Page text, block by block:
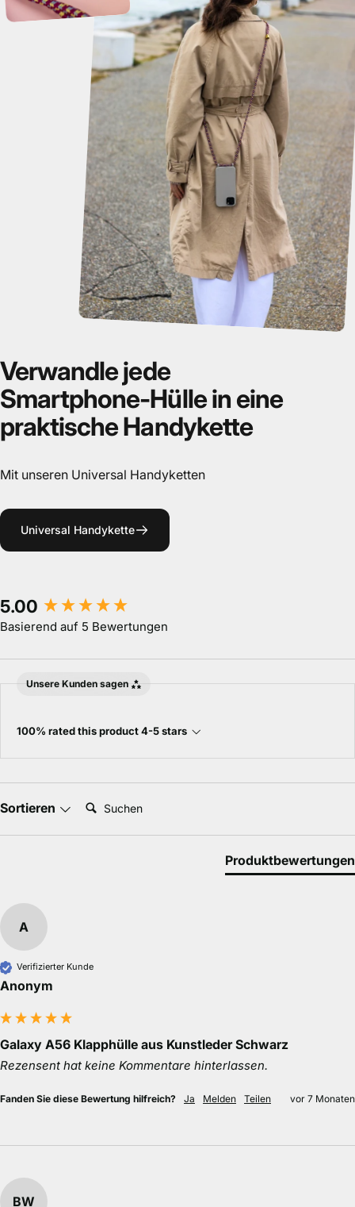
Verwandlejede
Smartphone-Hüllein eine
praktischeHandykette
Mit unseren Universal Handyketten
Universal Handykette
5.00
Basierend auf 5 Bewertungen
Unsere Kunden sagen
100% rated this product 4-5 stars
Sortieren Suchen:
Produktbewertungen
A
Verifizierter Kunde
Anonym
Galaxy A56 Klapphülle aus Kunstleder Schwarz
Rezensent hat keine Kommentare hinterlassen.
Fanden Sie diese Bewertung hilfreich? Ja Melden Teilen vor 7 Monaten
BW
New content loaded